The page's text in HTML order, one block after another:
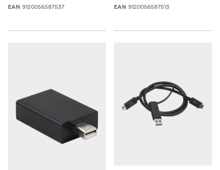
EAN 9120056587537 EAN 9120056587513